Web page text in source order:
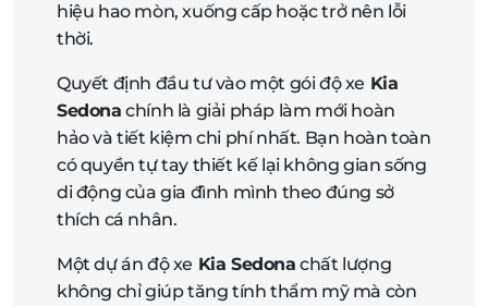
hiệu hao mòn, xuống cấp hoặc trở nên lỗi
thời.
Quyết định đầu tư vào một gói độ xe Kia
Sedona chính là giải pháp làm mới hoàn
hảo và tiết kiệm chi phí nhất. Bạn hoàn toàn
có quyền tự tay thiết kế lại không gian sống
di động của gia đình mình theo đúng sở
thích cá nhân.
Một dự án độ xe Kia Sedona chất lượng
không chỉ giúp tăng tính thẩm mỹ mà còn